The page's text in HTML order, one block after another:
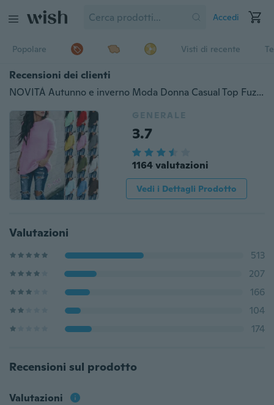
Accedi
Popolare Visti di recente
Recensioni dei clienti
NOVITÀ Autunno e inverno Moda Donna Casual Top Fuzzy Camicetta Pullover Maglione Maglione allentato Maglieria Maglioni lavorati a maglia a maniche lunghe
GENERALE
3.7
1164 valutazioni
Vedi i Dettagli Prodotto
Valutazioni
513
207
166
104
174
Recensioni sul prodotto
Valutazioni